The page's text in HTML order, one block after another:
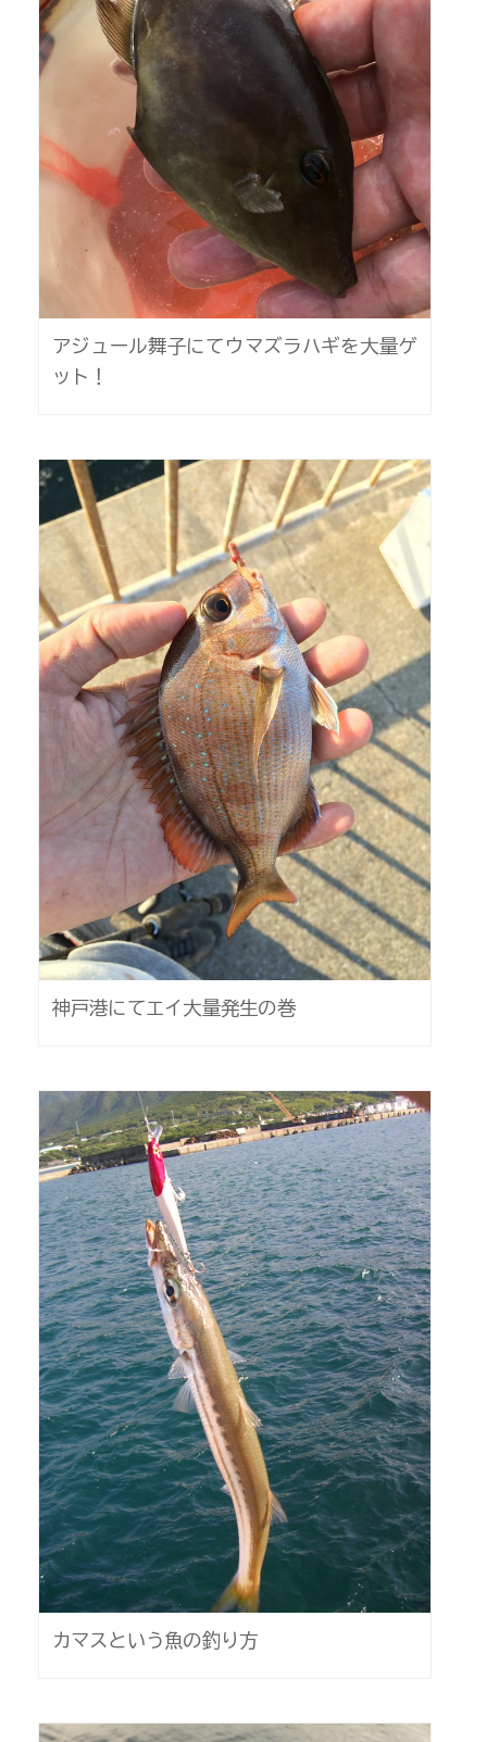
アジュール舞子にてウマズラハギを大量ゲ
ット！
神戸港にてエイ大量発生の巻
カマスという魚の釣り方